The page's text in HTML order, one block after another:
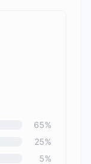
65%
25%
5%